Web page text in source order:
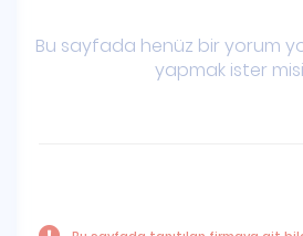
Bu sayfada henüz bir yorum
yapmak ister